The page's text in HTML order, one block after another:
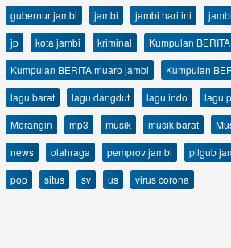
gubernur jambi
jambi jambi hari ini
jp
kota jambi kriminal
Kumpulan
Kumpulan BERITA muaro jambi
Kumpulan
lagu barat
lagu dangdut lagu indo lagu
Merangin
mp3 musik musik barat
news
olahraga pemprov jambi pilgub
pop
situs sv us virus corona